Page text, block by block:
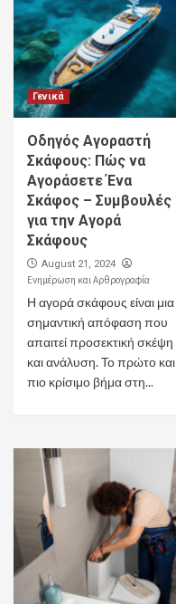
Γενικά
Οδηγός Αγοραστή
Σκάφους: Πώς να
Αγοράσετε Ένα
Σκάφος – Συμβουλές
για την Αγορά
Σκάφους
August 21, 2024
Ενημέρωση και Αρθρογραφία
Η αγορά σκάφους είναι μια
σημαντική απόφαση που
απαιτεί προσεκτική σκέψη
και ανάλυση. Το πρώτο και
πιο κρίσιμο βήμα στη...